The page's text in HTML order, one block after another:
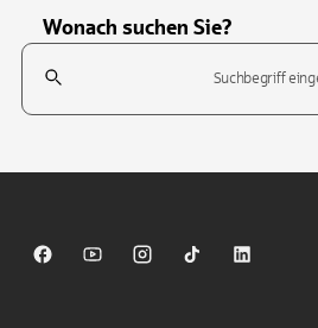
Wonach suchen Sie?
Suchfeld
Sparkasse auf Facebook
Sparkasse auf Youtube
Sparkasse auf Instagram
Sparkasse auf